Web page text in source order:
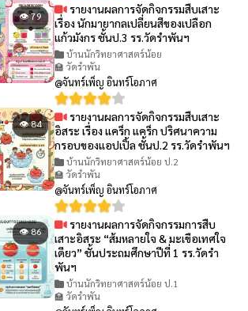
👁 79
รายงานผลการจัดกิจกรรมสืบเสาะ
เรื่อง นักมายากลเปลี่ยนสีของเปลือก
แก้วมังกร ชั้นป.3 รร.วัดรำพันฯ
บ้านนักวิทยาศาสตร์น้อย
🏫 วัดรำพัน
@จันทร์เพ็ญ อินทร์โอภาศ
👁 84
รายงานผลการจัดกิจกรรมสืบเสาะ
อิสระ เรื่อง แคร็ก แคร็ก ปริศนาความ
กรอบของแอปเปิ้ล ชั้นป.2 รร.วัดรำพันฯ
บ้านนักวิทยาศาสตร์น้อย ป.2
🏫 วัดรำพัน
@จันทร์เพ็ญ อินทร์โอภาศ
👁 86
รายงานผลการจัดกิจกรรมการสืบ
เสาะอิสระ “ส้มหลายใจ & มะเขือเทศใจ
เดียว” ชั้นประถมศึกษาปีที่ 1 รร.วัดรำ
พันฯ
บ้านนักวิทยาศาสตร์น้อย ป.1
🏫 วัดรำพัน